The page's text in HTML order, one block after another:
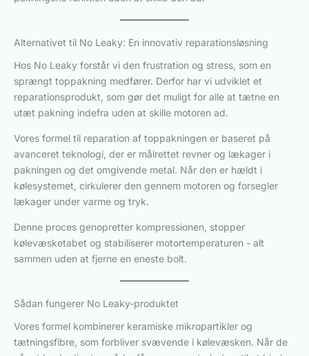
Alternativet til No Leaky: En innovativ reparationsløsning
Hos No Leaky forstår vi den frustration og stress, som en
sprængt toppakning medfører. Derfor har vi udviklet et
reparationsprodukt, som gør det muligt for alle at tætne en
utæt pakning indefra uden at skille motoren ad.
Vores formel til reparation af toppakningen er baseret på
avanceret teknologi, der er målrettet revner og lækager i
pakningen og det omgivende metal. Når den er hældt i
kølesystemet, cirkulerer den gennem motoren og forsegler
lækager under varme og tryk.
Denne proces genopretter kompressionen, stopper
kølevæsketabet og stabiliserer motortemperaturen - alt
sammen uden at fjerne en eneste bolt.
Sådan fungerer No Leaky-produktet
Vores formel kombinerer keramiske mikropartikler og
tætningsfibre, som forbliver svævende i kølevæsken. Når de